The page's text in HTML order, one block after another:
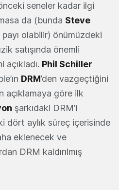
seneler kadar ilgi
da (bunda Steve
payı olabilir) önümüzdeki
satışında önemli
Phil Schiller
DRM’den vazgeçtiğini
açıklamaya göre ilk
şarkıdaki DRM’i
dört aylık süreç içerisinde
eklenecek ve
DRM kaldırılmış